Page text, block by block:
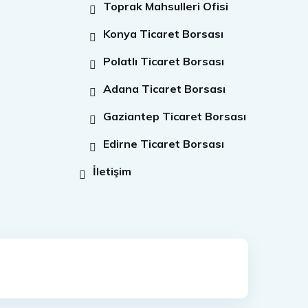
Toprak Mahsulleri Ofisi
Konya Ticaret Borsası
Polatlı Ticaret Borsası
Adana Ticaret Borsası
Gaziantep Ticaret Borsası
Edirne Ticaret Borsası
İletişim